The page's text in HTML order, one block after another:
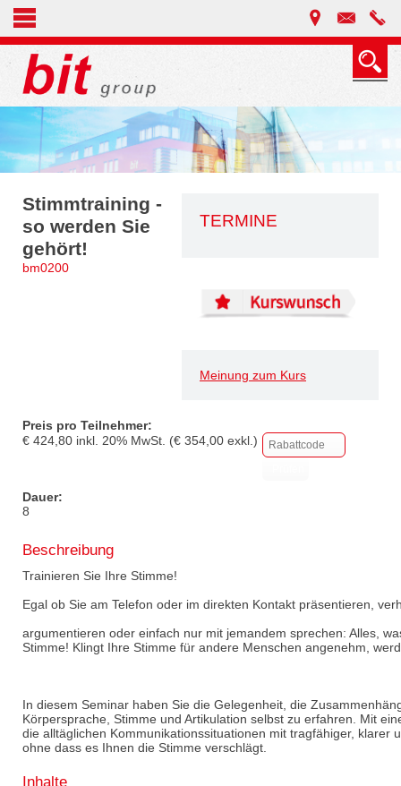
TERMINE
Meinung zum Kurs
Stimmtraining -
so werden Sie
gehört!
bm0200
Preis pro Teilnehmer:
€ 424,80 inkl. 20% MwSt. (€ 354,00 exkl.)
Dauer:
8
Beschreibung
Trainieren Sie Ihre Stimme!
Egal ob Sie am Telefon oder im direkten Kontakt präsentieren,
argumentieren oder einfach nur mit jemandem sprechen: Alles,
Stimme! Klingt Ihre Stimme für andere Menschen angenehm,
In diesem Seminar haben Sie die Gelegenheit, die
Körpersprache, Stimme und Artikulation selbst zu erfahren. Mit
die alltäglichen Kommunikationssituationen mit tragfähiger, klarer
ohne dass es Ihnen die Stimme verschlägt.
Inhalte